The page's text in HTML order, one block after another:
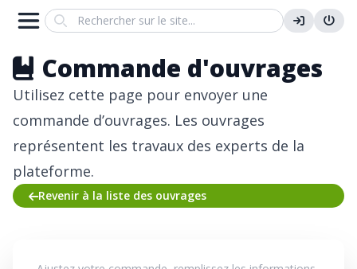
Search
Commande d'ouvrages
Utilisez cette page pour envoyer une
commande d’ouvrages. Les ouvrages
représentent les travaux des experts de la
plateforme.
Revenir à la liste des ouvrages